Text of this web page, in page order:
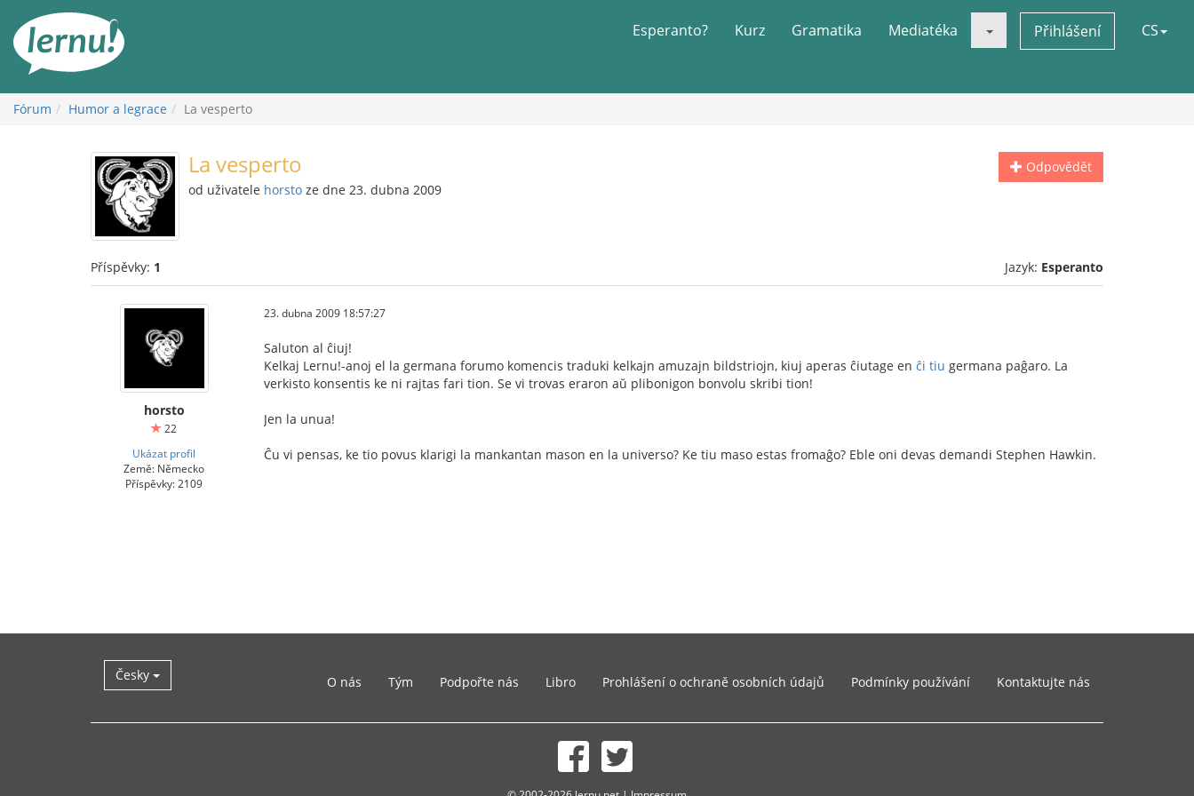
obsahu
Esperanto? Kurz Gramatika Mediatéka Přihlášení CS
Fórum Humor a legrace La vesperto
Odpovědět
La vesperto
od uživatele horsto ze dne 23. dubna 2009
Příspěvky: 1 Jazyk: Esperanto
horsto
22
Ukázat profil
Země: Německo
Příspěvky: 2109
23. dubna 2009 18:57:27
Saluton al ĉiuj!
Kelkaj Lernu!-anoj el la germana forumo komencis traduki kelkajn amuzajn bildstriojn, kiuj aperas ĉiutage en ĉi tiu germana paĝaro. La
verkisto konsentis ke ni rajtas fari tion. Se vi trovas eraron aŭ plibonigon bonvolu skribi tion!
Jen la unua!
Ĉu vi pensas, ke tio povus klarigi la mankantan mason en la universo? Ke tiu maso estas fromaĝo? Eble oni devas demandi Stephen Hawkin.
Česky O nás Tým Podpořte nás Libro Prohlášení o ochraně osobních údajů Podmínky používání Kontaktujte nás